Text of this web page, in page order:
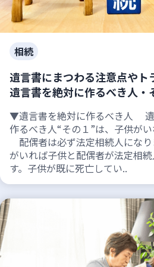
相続
遺言書にまつわる注意点
遺言書を絶対に作るべき人・
▼遺言書を絶対に作るべき人 遺
作るべき人“その１”は、子供がい
配偶者は必ず法定相続人にな
がいれば子供と配偶者が法定相
す。子供が既に死亡してい..